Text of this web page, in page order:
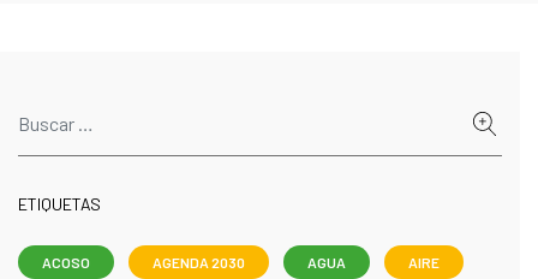
ETIQUETAS
ACOSO AGENDA 2030 AGUA AIRE